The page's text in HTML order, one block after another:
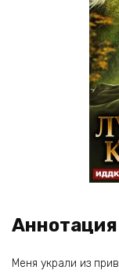
Аннотация
Меня украли из